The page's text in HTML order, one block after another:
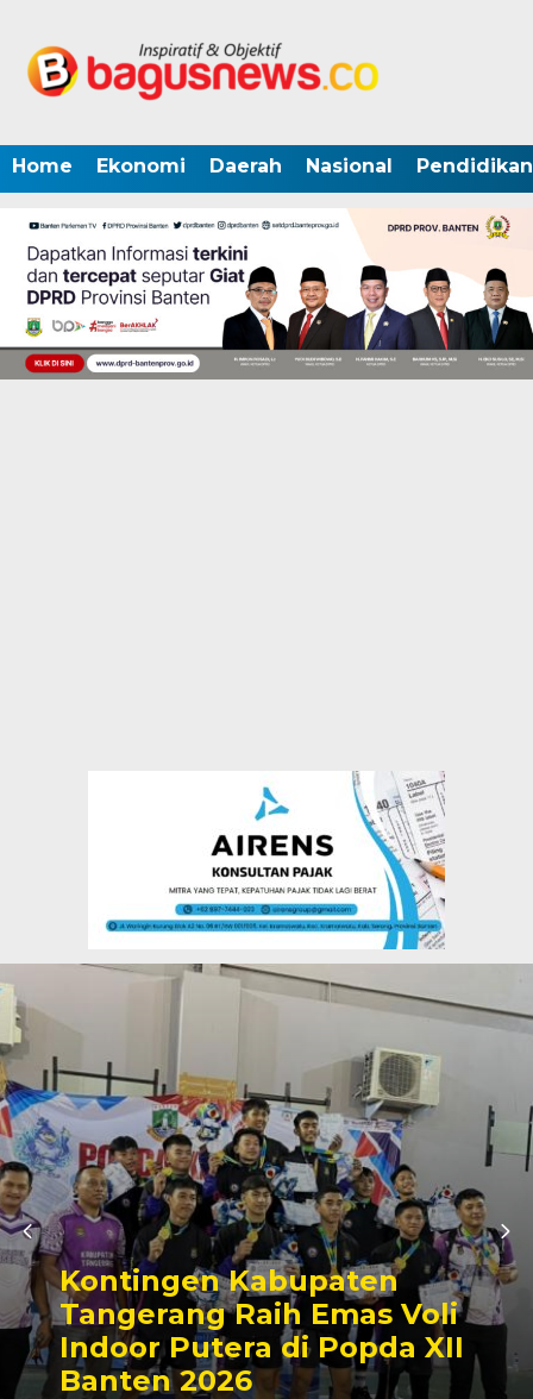
Home Ekonomi Daerah Nasional Pendidikan
Zona Blank Spot, SMP
Satap di Kota Serang
Lakukan Pendaftaran
Manual